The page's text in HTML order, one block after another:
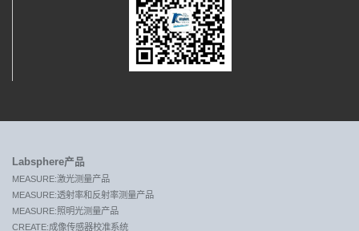
Labsphere产品
MEASURE:激光测量产品
MEASURE:透射率和反射率测量产品
MEASURE:照明光测量产品
CREATE:成像传感器校准系统